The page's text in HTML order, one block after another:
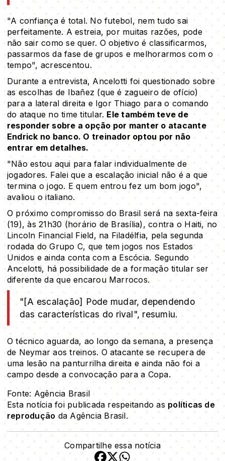
"A confiança é total. No futebol, nem tudo sai
perfeitamente. A estreia, por muitas razões, pode
não sair como se quer. O objetivo é classificarmos,
passarmos da fase de grupos e melhorarmos com o
tempo", acrescentou.
Durante a entrevista, Ancelotti foi questionado sobre
as escolhas de Ibañez (que é zagueiro de ofício)
para a lateral direita e Igor Thiago para o comando
do ataque no time titular. Ele também teve de
responder sobre a opção por manter o atacante
Endrick no banco. O treinador optou por não
entrar em detalhes.
"Não estou aqui para falar individualmente de
jogadores. Falei que a escalação inicial não é a que
termina o jogo. E quem entrou fez um bom jogo",
avaliou o italiano.
O próximo compromisso do Brasil será na sexta-feira
(19), às 21h30 (horário de Brasília), contra o Haiti, no
Lincoln Financial Field, na Filadélfia, pela segunda
rodada do Grupo C, que tem jogos nos Estados
Unidos e ainda conta com a Escócia. Segundo
Ancelotti, há possibilidade de a formação titular ser
diferente da que encarou Marrocos.
"[A escalação] Pode mudar, dependendo
das características do rival", resumiu.
O técnico aguarda, ao longo da semana, a presença
de Neymar aos treinos. O atacante se recupera de
uma lesão na panturrilha direita e ainda não foi a
campo desde a convocação para a Copa.
Fonte: Agência Brasil
Esta notícia foi publicada respeitando as políticas de
reprodução da Agência Brasil.
Compartilhe essa notícia